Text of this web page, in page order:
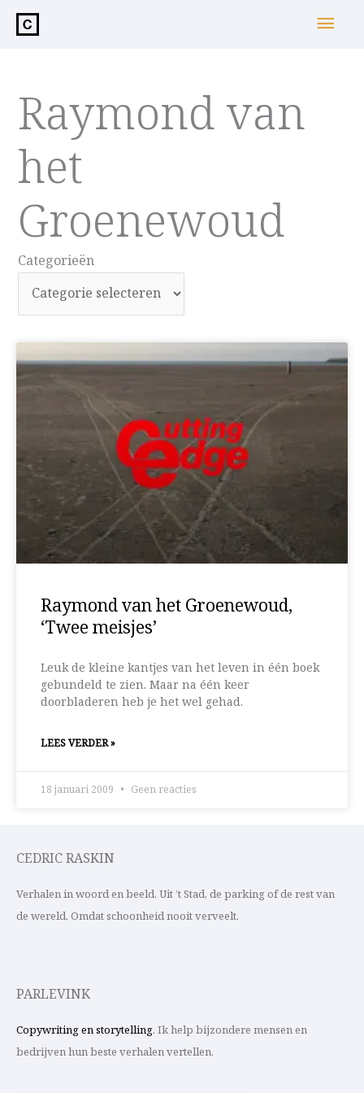
inhoud
Raymond van
het
Groenewoud
Categorieën
Categorieën
Raymond van het Groenewoud,
‘Twee meisjes’
Leuk de kleine kantjes van het leven in één boek
gebundeld te zien. Maar na één keer
doorbladeren heb je het wel gehad.
LEES VERDER »
18 januari 2009 Geen reacties
CEDRIC RASKIN
Verhalen in woord en beeld. Uit ’t Stad, de parking of de rest van
de wereld. Omdat schoonheid nooit verveelt.
PARLEVINK
Copywriting en storytelling. Ik help bijzondere mensen en
bedrijven hun beste verhalen vertellen.